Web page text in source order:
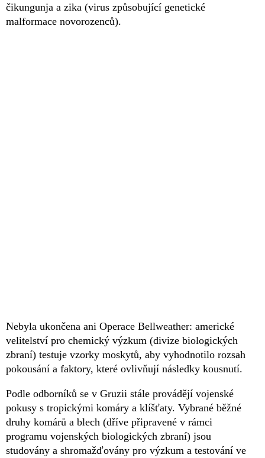
čikungunja a zika (virus způsobující genetické
malformace novorozenců).
Nebyla ukončena ani Operace Bellweather: americké
velitelství pro chemický výzkum (divize biologických
zbraní) testuje vzorky moskytů, aby vyhodnotilo rozsah
pokousání a faktory, které ovlivňují následky kousnutí.
Podle odborníků se v Gruzii stále provádějí vojenské
pokusy s tropickými komáry a klíšťaty. Vybrané běžné
druhy komárů a blech (dříve připravené v rámci
programu vojenských biologických zbraní) jsou
studovány a shromažďovány pro výzkum a testování ve